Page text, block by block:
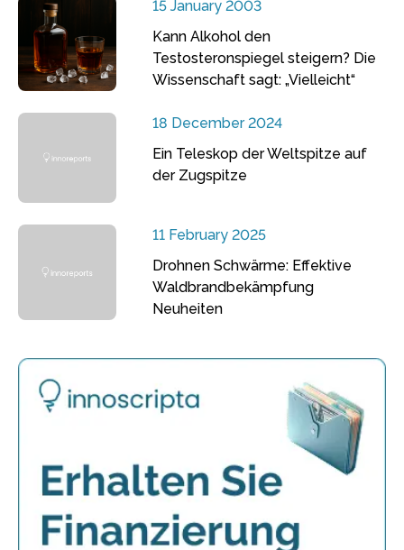
15 January 2003
Kann Alkohol den
Testosteronspiegel steigern? Die
Wissenschaft sagt: „Vielleicht“
18 December 2024
Ein Teleskop der Weltspitze auf
der Zugspitze
11 February 2025
Drohnen Schwärme: Effektive
Waldbrandbekämpfung
Neuheiten